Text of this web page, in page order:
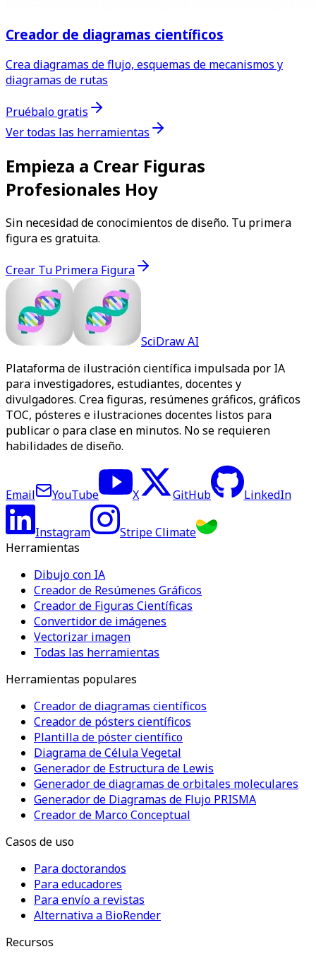
Creador de diagramas científicos
Crea diagramas de flujo, esquemas de mecanismos y
diagramas de rutas
Pruébalo gratis
Ver todas las herramientas
Empieza a Crear Figuras
Profesionales Hoy
Sin necesidad de conocimientos de diseño. Tu primera
figura es gratuita.
Crear Tu Primera Figura
SciDraw AI
Plataforma de ilustración científica impulsada por IA
para investigadores, estudiantes, docentes y
divulgadores. Crea figuras, resúmenes gráficos, gráficos
TOC, pósteres e ilustraciones docentes listos para
publicar o para clase en minutos. No se requieren
habilidades de diseño.
Email YouTube X GitHub LinkedIn
Instagram
Stripe Climate
Herramientas
Dibujo con IA
Creador de Resúmenes Gráficos
Creador de Figuras Científicas
Convertidor de imágenes
Vectorizar imagen
Todas las herramientas
Herramientas populares
Creador de diagramas científicos
Creador de pósters científicos
Plantilla de póster científico
Diagrama de Célula Vegetal
Generador de Estructura de Lewis
Generador de diagramas de orbitales moleculares
Generador de Diagramas de Flujo PRISMA
Creador de Marco Conceptual
Casos de uso
Para doctorandos
Para educadores
Para envío a revistas
Alternativa a BioRender
Recursos